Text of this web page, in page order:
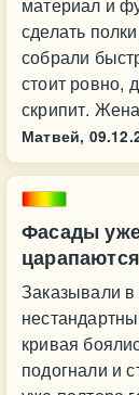
сделать
собрали
стоит ровно,
скрипит.
Матвей,
Фасады
Заказывали в
кривая
подогнали и